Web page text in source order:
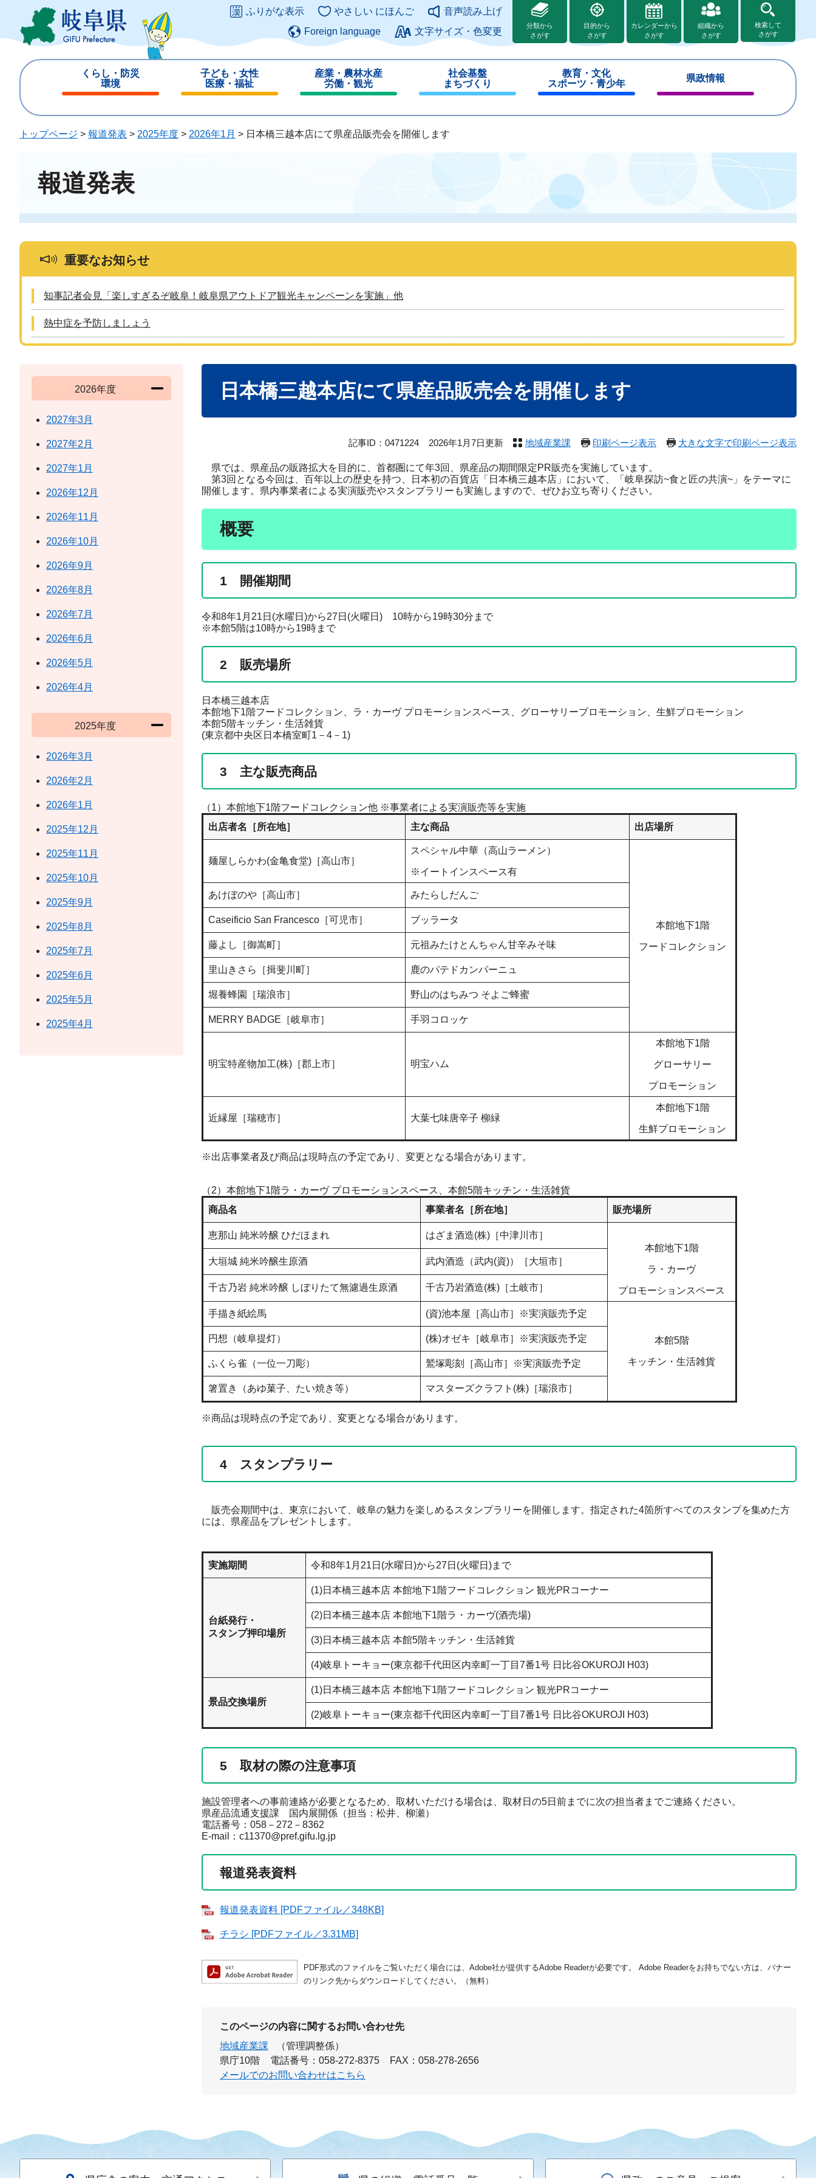
ジ
ュ
このページの本文へ
ふりがな表示 やさしい にほんご
音声読み上げ
Foreign language
文字サイズ・色変更
分類から
さがす
目的から
さがす
カレンダーから
さがす
組織から
さがす
検索して
さがす
くらし・防災
環境
じ
子ども・女性
医療・福祉
じ
る
産業・農林水産
労働・観光
じ
る
社会基盤
まちづくり
じ
る
教育・文化
スポーツ・青少年
じ
県政情報
じ
トップページ > 報道発表 > 2025年度 > 2026年1月 > 日本橋三越本店にて県産品販売会を開催します
報道発表
重要なお知らせ
知事記者会見「楽しすぎるぞ岐阜！岐阜県アウトドア観光キャンペーンを実施」他
熱中症を予防しましょう
日本橋三越本店にて県産品販売会を開催します
記事ID：0471224 2026年1月7日更新 地域産業課 印刷ページ表示 大きな文字で印刷ページ表示
県では、県産品の販路拡大を目的に、首都圏にて年3回、県産品の期間限定PR販売を実施しています。
第3回となる今回は、百年以上の歴史を持つ、日本初の百貨店「日本橋三越本店」において、「岐阜探訪~食と匠の共演~」をテーマに
開催します。県内事業者による実演販売やスタンプラリーも実施しますので、ぜひお立ち寄りください。
概要
1 開催期間
令和8年1月21日(水曜日)から27日(火曜日) 10時から19時30分まで
※本館5階は10時から19時まで
2 販売場所
日本橋三越本店
本館地下1階フードコレクション、ラ・カーヴ プロモーションスペース、グローサリープロモーション、生鮮プロモーション
本館5階キッチン・生活雑貨
(東京都中央区日本橋室町1－4－1)
3 主な販売商品
（1）本館地下1階フードコレクション他 ※事業者による実演販売等を実施
出店者名［所在地］
主な商品 出店場所
麺屋しらかわ(金亀食堂)［高山市］
スペシャル中華（高山ラーメン）
※イートインスペース有
本館地下1階
フードコレクション
あけぼのや［高山市］ みたらしだんご
Caseificio San Francesco［可児市］ ブッラータ
藤よし［御嵩町］ 元祖みたけとんちゃん甘辛みそ味
里山きさら［揖斐川町］ 鹿のパテドカンパーニュ
堀養蜂園［瑞浪市］ 野山のはちみつ そよご蜂蜜
MERRY BADGE［岐阜市］ 手羽コロッケ
明宝特産物加工(株)［郡上市］ 明宝ハム
本館地下1階
グローサリー
プロモーション
​近縁屋［瑞穂市］ ​大葉七味唐辛子 柳緑
本館地下1階
生鮮プロモーション
※​出店事業者及び商品は現時点の予定であり、変更となる場合があります。
（2）本館地下1階ラ・カーヴ プロモーションスペース、本館5階キッチン・生活雑貨
商品名
事業者名［所在地］ 販売場所
恵那山 純米吟醸 ひだほまれ
はざま酒造(株)［中津川市］
本館地下1階
ラ・カーヴ
プロモーションスペース
大垣城 純米吟醸生原酒 武内酒造（武内(資)）［大垣市］
千古乃岩 純米吟醸 しぼりたて無濾過生原酒 千古乃岩酒造(株)［土岐市］
手描き紙絵馬 (資)池本屋［高山市］※実演販売予定
本館5階
キッチン・生活雑貨
円想（岐阜提灯） (株)オゼキ［岐阜市］※実演販売予定
ふくら雀（一位一刀彫） 鷲塚彫刻［高山市］※実演販売予定
箸置き（あゆ菓子、たい焼き等） マスターズクラフト(株)［瑞浪市］
※商品は現時点の予定であり、変更となる場合があります。
4 スタンプラリー
販売会期間中は、東京において、岐阜の魅力を楽しめるスタンプラリーを開催します。指定された4箇所すべてのスタンプを集めた方
には、県産品をプレゼントします。
実施期間 令和8年1月21日(水曜日)から27日(火曜日)まで
台紙発行・
スタンプ押印場所
(1)日本橋三越本店 本館地下1階フードコレクション 観光PRコーナー
(2)日本橋三越本店 本館地下1階ラ・カーヴ(酒売場)
(3)日本橋三越本店 本館5階キッチン・生活雑貨
(4)岐阜トーキョー(東京都千代田区内幸町一丁目7番1号 日比谷OKUROJI H03)
景品交換場所
(1)日本橋三越本店 本館地下1階フードコレクション 観光PRコーナー
(2)​岐阜トーキョー(東京都千代田区内幸町一丁目7番1号 日比谷OKUROJI H03)
5 取材の際の注意事項
施設管理者への事前連絡が必要となるため、取材いただける場合は、取材日の5日前までに次の担当者までご連絡ください。
県産品流通支援課 国内展開係（担当：松井、柳瀬）
電話番号：058－272－8362
E-mail：c11370@pref.gifu.lg.jp
報道発表資料
報道発表資料 [PDFファイル／348KB]
チラシ [PDFファイル／3.31MB]
PDF形式のファイルをご覧いただく場合には、Adobe社が提供するAdobe Readerが必要です。
Adobe Readerをお持ちでない方は、バナー
のリンク先からダウンロードしてください。（無料）
このページの内容に関するお問い合わせ先
地域産業課
（管理調整係）
県庁10階
電話番号：058-272-8375
FAX：058-278-2656
メールでのお問い合わせはこちら
2026年度
2027年3月
2027年2月
2027年1月
2026年12月
2026年11月
2026年10月
2026年9月
2026年8月
2026年7月
2026年6月
2026年5月
2026年4月
2025年度
2026年3月
2026年2月
2026年1月
2025年12月
2025年11月
2025年10月
2025年9月
2025年8月
2025年7月
2025年6月
2025年5月
2025年4月